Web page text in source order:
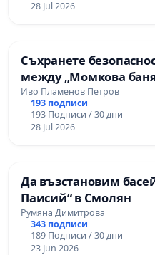
28 Jul 2026
Съхранете
между „Момкова
Иво Пламенов Петров
193 подписи
193 Подписи / 30 дни
28 Jul 2026
Да възстановим
Паисий“ в Смолян
Румяна Димитрова
343 подписи
189 Подписи / 30 дни
23 Jun 2026